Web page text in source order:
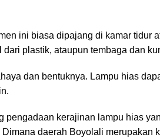
ini biasa dipajang di kamar tidur
plastik, ataupun tembaga dan
dan bentuknya. Lampu hias
kerajinan lampu hias
daerah Boyolali merupakan